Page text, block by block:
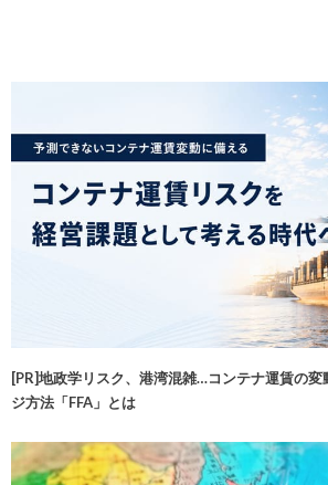
[PR]地政学リスク、港湾混雑…コンテナ運賃の変
ジ方法「FFA」とは